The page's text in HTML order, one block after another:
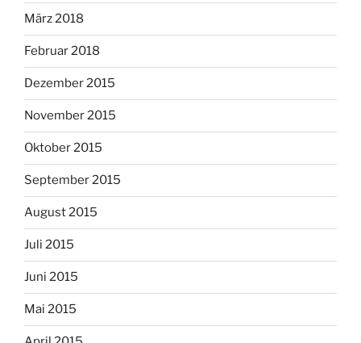
März 2018
Februar 2018
Dezember 2015
November 2015
Oktober 2015
September 2015
August 2015
Juli 2015
Juni 2015
Mai 2015